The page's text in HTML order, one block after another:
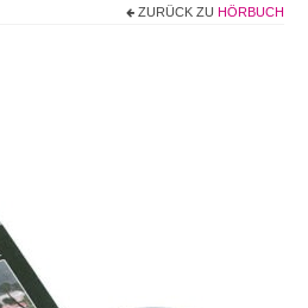
Mitgliedern
ZURÜCK ZU HÖRBUCH